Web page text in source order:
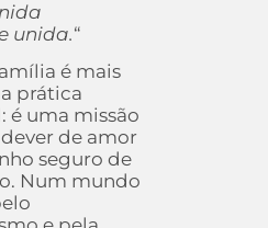
unida.“
é mais
prática
é uma missão
de amor
seguro de
Num mundo